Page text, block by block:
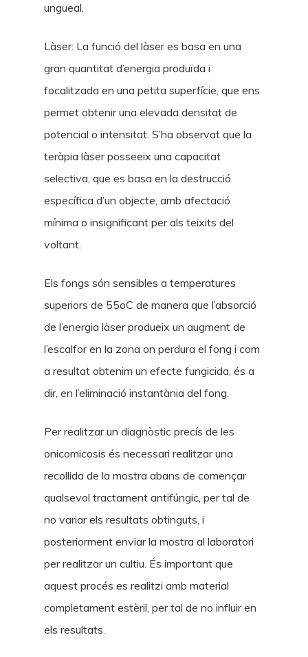
ungueal.
Làser: La funció del làser es basa en una
gran quantitat d’energia produïda i
focalitzada en una petita superfície, que ens
permet obtenir una elevada densitat de
potencial o intensitat. S’ha observat que la
teràpia làser posseeix una capacitat
selectiva, que es basa en la destrucció
específica d’un objecte, amb afectació
mínima o insignificant per als teixits del
voltant.
Els fongs són sensibles a temperatures
superiors de 55oC de manera que l’absorció
de l’energia làser produeix un augment de
l’escalfor en la zona on perdura el fong i com
a resultat obtenim un efecte fungicida, és a
dir, en l’eliminació instantània del fong.
Per realitzar un diagnòstic precís de les
onicomicosis és necessari realitzar una
recollida de la mostra abans de començar
qualsevol tractament antifúngic, per tal de
no variar els resultats obtinguts, i
posteriorment enviar la mostra al laboratori
per realitzar un cultiu. És important que
aquest procés es realitzi amb material
completament estèril, per tal de no influir en
els resultats.